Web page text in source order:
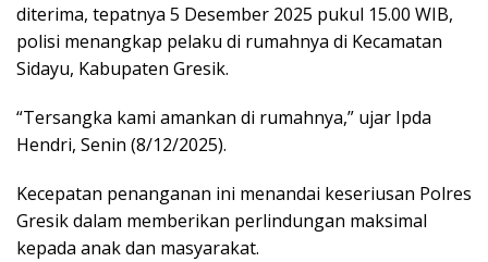
diterima, tepatnya 5 Desember 2025 pukul 15.00 WIB,
polisi menangkap pelaku di rumahnya di Kecamatan
Sidayu, Kabupaten Gresik.
“Tersangka kami amankan di rumahnya,” ujar Ipda
Hendri, Senin (8/12/2025).
Kecepatan penanganan ini menandai keseriusan Polres
Gresik dalam memberikan perlindungan maksimal
kepada anak dan masyarakat.